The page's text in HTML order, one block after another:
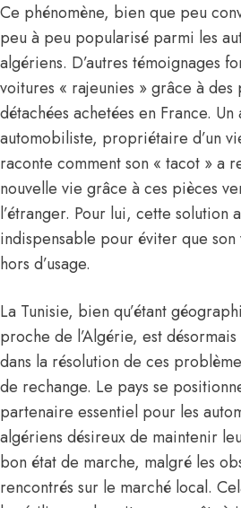
Ce phénomène, bien que peu
peu à peu popularisé parmi les
algériens. D’autres témoignages
voitures « rajeunies » grâce à des
détachées achetées en France. Un
automobiliste, propriétaire d’un
raconte comment son « tacot » a
nouvelle vie grâce à ces pièces
l’étranger. Pour lui, cette solution
indispensable pour éviter que
hors d’usage.
La Tunisie, bien qu’étant
proche de l’Algérie, est
dans la résolution de ces
de rechange. Le pays se
partenaire essentiel pour les
algériens désireux de maintenir
bon état de marche, malgré les
rencontrés sur le marché local.